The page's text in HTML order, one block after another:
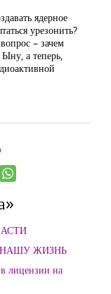
ядерное
урезонить?
– зачем
а теперь,
ЖИЗНЬ
лицензии на